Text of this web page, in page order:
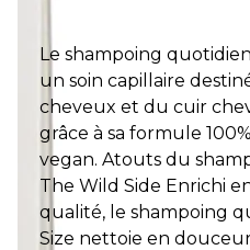
Le shampoing
un soin capillaire
cheveux et du cuir
grâce à sa formule
vegan. Atouts du
The Wild Side Enrichi
qualité, le shampoing
Size nettoie en